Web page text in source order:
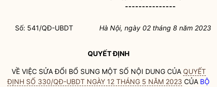
---------------
Số: 541/QĐ-UBDT Hà Nội, ngày 02 tháng 8 năm 2023
QUYẾT ĐỊNH
VỀ VIỆC SỬA ĐỔI BỔ SUNG MỘT SỐ NỘI DUNG CỦA QUYẾT
ĐỊNH SỐ 330/QĐ-UBDT NGÀY 12 THÁNG 5 NĂM 2023 CỦA BỘ